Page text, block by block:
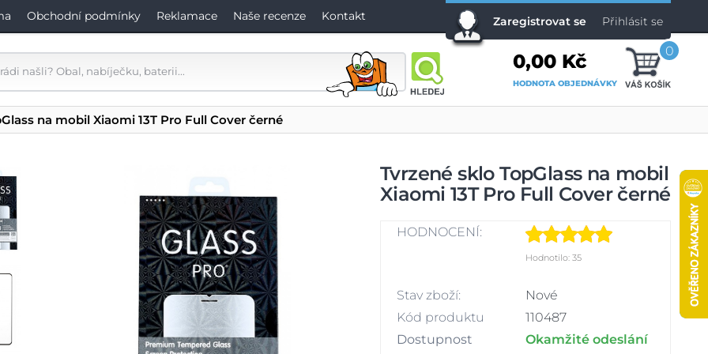
Obchodní podmínky Reklamace Naše recenze Kontakt Zaregistrovat se Přihlásit se
0,00 Kč
HODNOTA OBJEDNÁVKY
0
na mobil Xiaomi 13T Pro Full Cover černé
Tvrzené sklo TopGlass na mobil
Xiaomi 13T Pro Full Cover černé
HODNOCENÍ:
Hodnotilo: 35
Stav zboží:
Nové
Kód produktu
110487
Dostupnost
Okamžité odeslání